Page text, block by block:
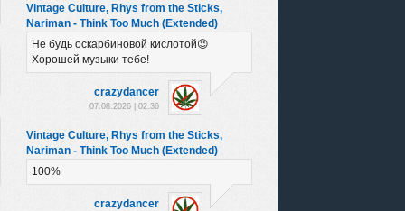
Vintage Culture, Rhys from the Sticks,
Nariman - Think Too Much (Extended)
Не будь оскарбиновой кислотой😉
Хорошей музыки тебе!
crazydancer
07.08.2026 | 02:36
Vintage Culture, Rhys from the Sticks,
Nariman - Think Too Much (Extended)
100%
crazydancer